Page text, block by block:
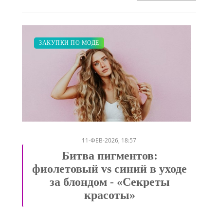
КРАСОТА
ЗАКУПКИ ПО МОДЕ
11-ФЕВ-2026, 18:57
Битва пигментов:
фиолетовый vs синий в уходе
за блондом - «Секреты
красоты»